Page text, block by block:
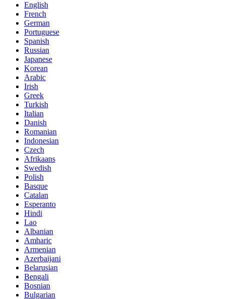
English
French
German
Portuguese
Spanish
Russian
Japanese
Korean
Arabic
Irish
Greek
Turkish
Italian
Danish
Romanian
Indonesian
Czech
Afrikaans
Swedish
Polish
Basque
Catalan
Esperanto
Hindi
Lao
Albanian
Amharic
Armenian
Azerbaijani
Belarusian
Bengali
Bosnian
Bulgarian